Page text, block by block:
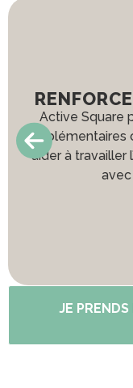
Active Square
complémentaires
aider à travailler
avec
JE PRENDS